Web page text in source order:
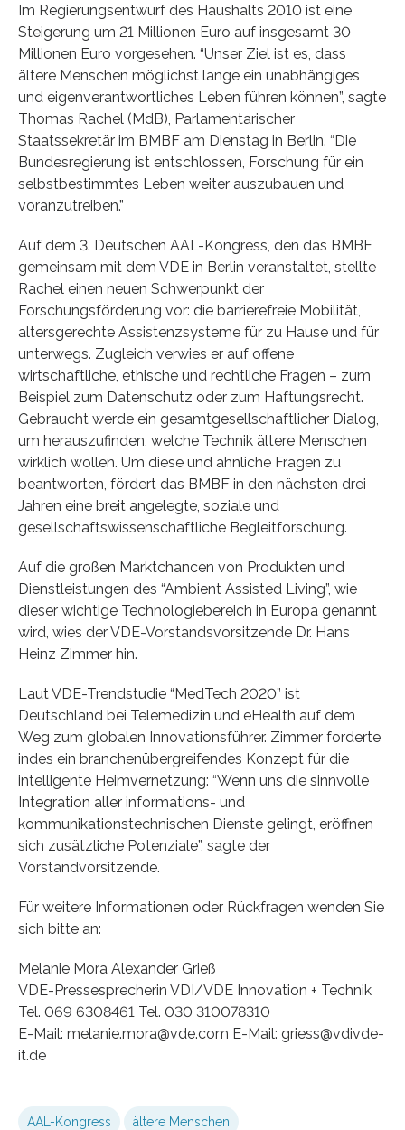
Im Regierungsentwurf des Haushalts 2010 ist eine
Steigerung um 21 Millionen Euro auf insgesamt 30
Millionen Euro vorgesehen. “Unser Ziel ist es, dass
ältere Menschen möglichst lange ein unabhängiges
und eigenverantwortliches Leben führen können”, sagte
Thomas Rachel (MdB), Parlamentarischer
Staatssekretär im BMBF am Dienstag in Berlin. “Die
Bundesregierung ist entschlossen, Forschung für ein
selbstbestimmtes Leben weiter auszubauen und
voranzutreiben.”
Auf dem 3. Deutschen AAL-Kongress, den das BMBF
gemeinsam mit dem VDE in Berlin veranstaltet, stellte
Rachel einen neuen Schwerpunkt der
Forschungsförderung vor: die barrierefreie Mobilität,
altersgerechte Assistenzsysteme für zu Hause und für
unterwegs. Zugleich verwies er auf offene
wirtschaftliche, ethische und rechtliche Fragen – zum
Beispiel zum Datenschutz oder zum Haftungsrecht.
Gebraucht werde ein gesamtgesellschaftlicher Dialog,
um herauszufinden, welche Technik ältere Menschen
wirklich wollen. Um diese und ähnliche Fragen zu
beantworten, fördert das BMBF in den nächsten drei
Jahren eine breit angelegte, soziale und
gesellschaftswissenschaftliche Begleitforschung.
Auf die großen Marktchancen von Produkten und
Dienstleistungen des “Ambient Assisted Living”, wie
dieser wichtige Technologiebereich in Europa genannt
wird, wies der VDE-Vorstandsvorsitzende Dr. Hans
Heinz Zimmer hin.
Laut VDE-Trendstudie “MedTech 2020” ist
Deutschland bei Telemedizin und eHealth auf dem
Weg zum globalen Innovationsführer. Zimmer forderte
indes ein branchenübergreifendes Konzept für die
intelligente Heimvernetzung: “Wenn uns die sinnvolle
Integration aller informations- und
kommunikationstechnischen Dienste gelingt, eröffnen
sich zusätzliche Potenziale”, sagte der
Vorstandvorsitzende.
Für weitere Informationen oder Rückfragen wenden Sie
sich bitte an:
Melanie Mora Alexander Grieß
VDE-Pressesprecherin VDI/VDE Innovation + Technik
Tel. 069 6308461 Tel. 030 310078310
E-Mail: melanie.mora@vde.com E-Mail: griess@vdivde-
it.de
AAL-Kongress ältere Menschen